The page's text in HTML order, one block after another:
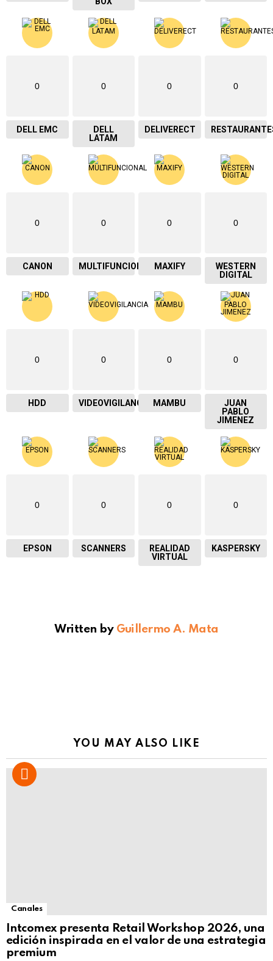
0
DELL EMC
0
DELL
LATAM
0
DELIVERECT
0
0
CANON
0
MULTIFUNCIONAL
0
MAXIFY
0
WESTERN
DIGITAL
0
HDD
0
VIDEOVIGILANCIA
0
MAMBU
0
JUAN
PABLO
JIMENEZ
0
EPSON
0
SCANNERS
0
REALIDAD
VIRTUAL
0
KASPERSKY
Written by Guillermo A. Mata
YOU MAY ALSO LIKE
Canales
Intcomex presenta Retail Workshop 2026, una
edición inspirada en el valor de una estrategia
premium